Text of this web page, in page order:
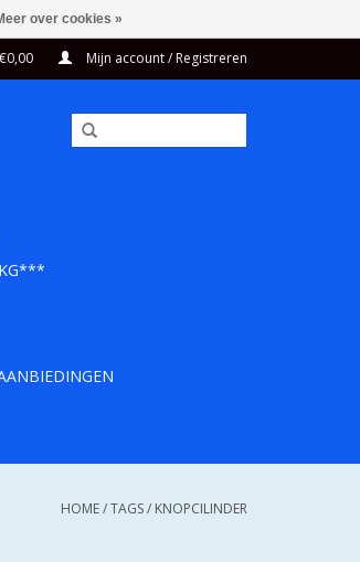
Mijn account / Registreren
HOME/TAGS/ KNOPCILINDER
over cookies »